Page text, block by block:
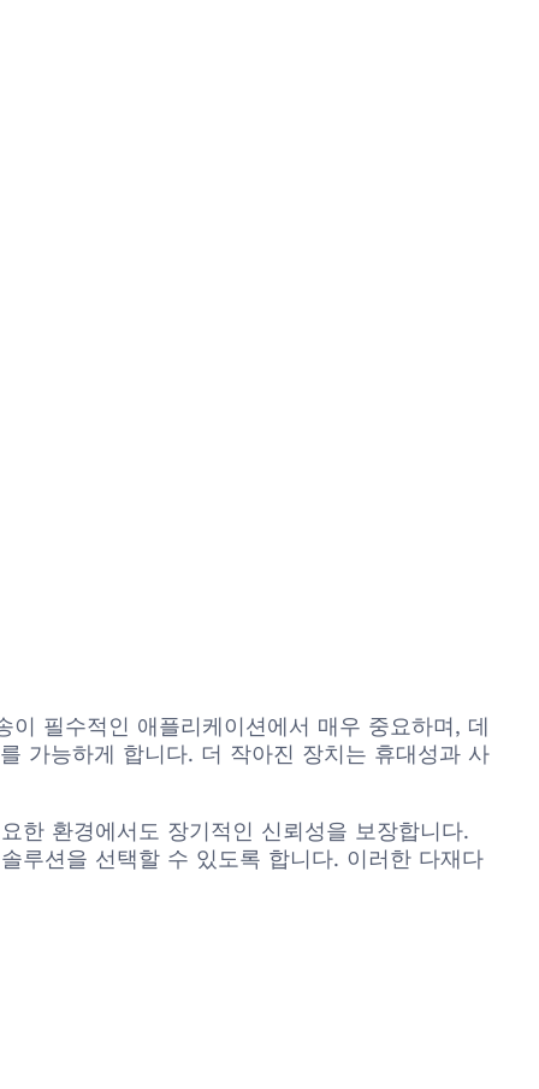
필수적인 애플리케이션에서 매우 중요하며, 데
가능하게 합니다. 더 작아진 장치는 휴대성과 사
한 환경에서도 장기적인 신뢰성을 보장합니다.
루션을 선택할 수 있도록 합니다. 이러한 다재다